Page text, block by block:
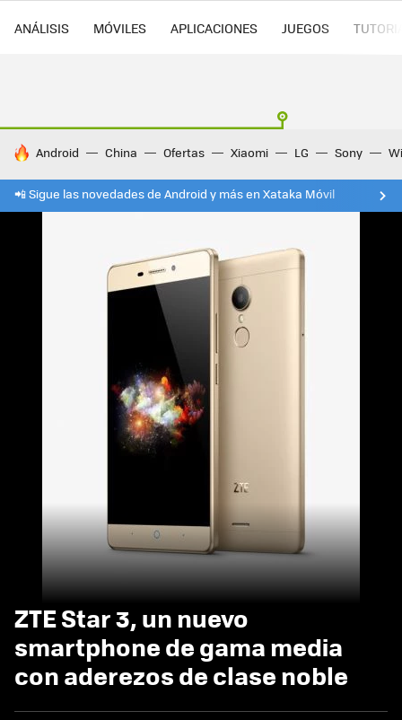
ANÁLISIS MÓVILES APLICACIONES JUEGOS
HOY SE HABLA DE
Android China Ofertas Xiaomi LG Sony
📲 Sigue las novedades de Android y más en Xataka Móvil
ZTE Star 3, un nuevo
smartphone de gama media
con aderezos de clase noble